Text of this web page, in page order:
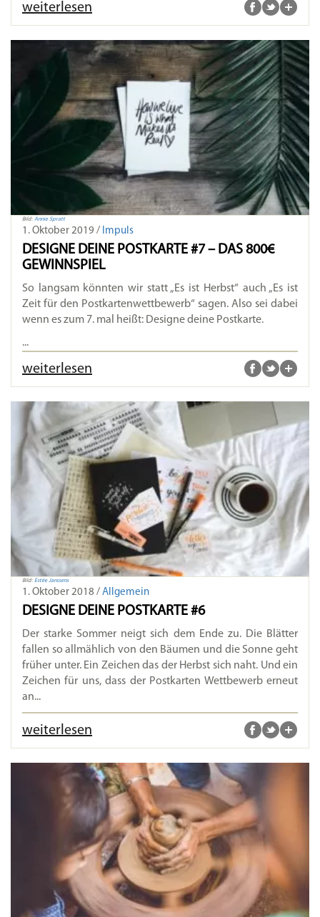
weiterlesen
Bild: Annie Spratt
1. Oktober 2019 / Impuls
DESIGNE DEINE POSTKARTE #7 – DAS 800€
GEWINNSPIEL
So langsam könnten wir statt „Es ist Herbst“ auch „Es ist
Zeit für den Postkartenwettbewerb“ sagen. Also sei dabei
wenn es zum 7. mal heißt: Designe deine Postkarte.
...
weiterlesen
Bild: Estée Janssens
1. Oktober 2018 / Allgemein
DESIGNE DEINE POSTKARTE #6
Der starke Sommer neigt sich dem Ende zu. Die Blätter
fallen so allmählich von den Bäumen und die Sonne geht
früher unter. Ein Zeichen das der Herbst sich naht. Und ein
Zeichen für uns, dass der Postkarten Wettbewerb erneut
an...
weiterlesen